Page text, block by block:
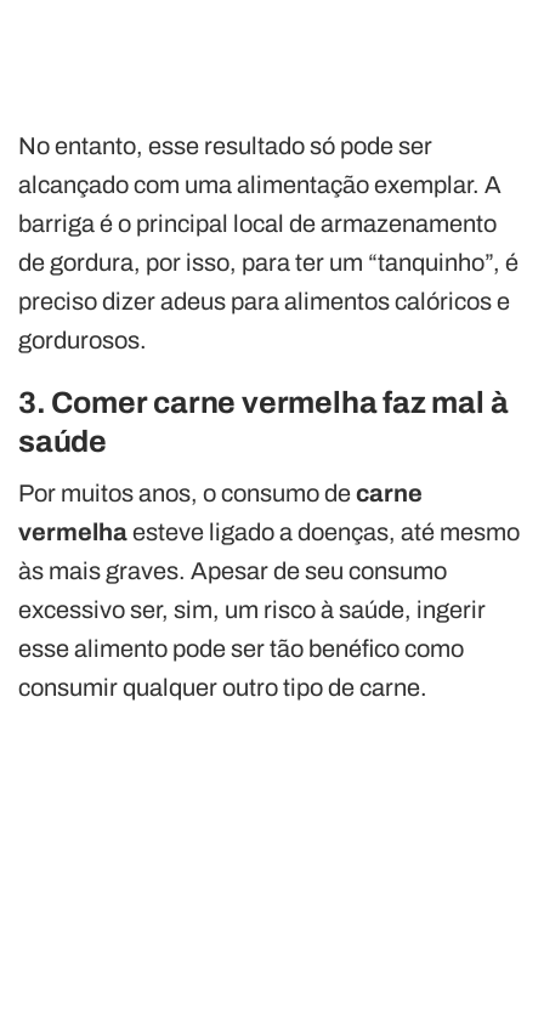
No entanto, esse resultado só pode ser
alcançado com uma alimentação exemplar. A
barriga é o principal local de armazenamento
de gordura, por isso, para ter um “tanquinho”, é
preciso dizer adeus para alimentos calóricos e
gordurosos.
3. Comer carne vermelha faz mal à
saúde
Por muitos anos, o consumo decarne
vermelhaesteve ligado a doenças, até mesmo
às mais graves. Apesar de seu consumo
excessivo ser, sim, um risco à saúde, ingerir
esse alimento pode ser tão benéfico como
consumir qualquer outro tipo de carne.